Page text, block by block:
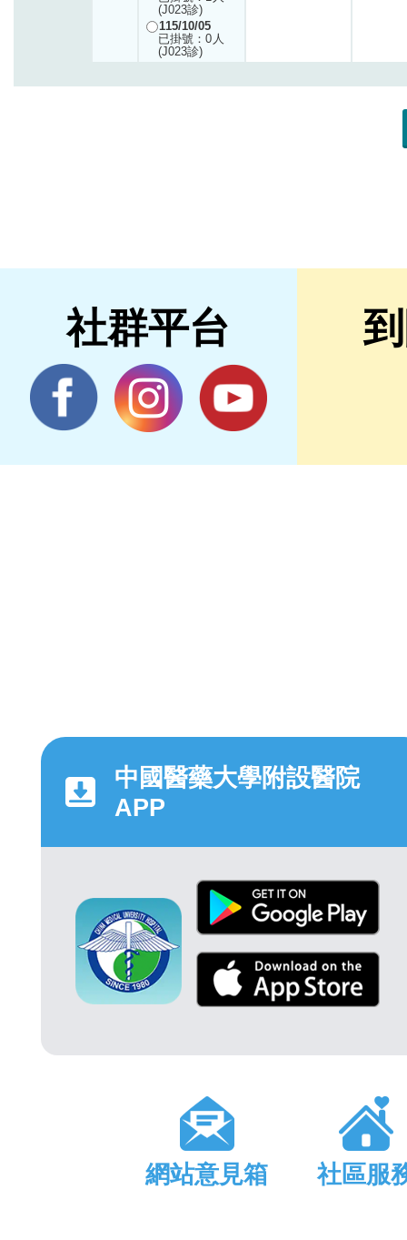
社群平台
中國醫藥大學附設醫院
APP
網站意見箱 社區服